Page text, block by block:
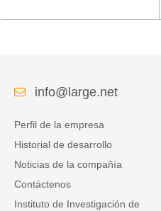
info@large.net
Perfil de la empresa
Historial de desarrollo
Noticias de la compañía
Contáctenos
Instituto de Investigación de